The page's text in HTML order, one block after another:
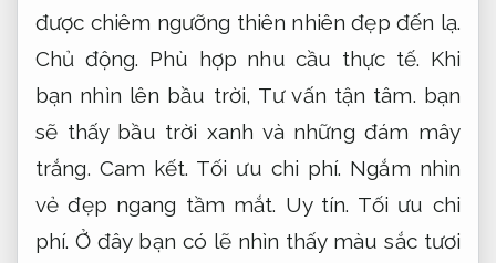
được chiêm ngưỡng thiên nhiên đẹp đến lạ.
Chủ động. Phù hợp nhu cầu thực tế. Khi
bạn nhìn lên bầu trời, Tư vấn tận tâm. bạn
sẽ thấy bầu trời xanh và những đám mây
trắng. Cam kết. Tối ưu chi phí. Ngắm nhìn
vẻ đẹp ngang tầm mắt. Uy tín. Tối ưu chi
phí. Ở đây bạn có lẽ nhìn thấy màu sắc tươi